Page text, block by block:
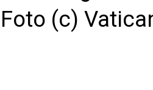
Foto (c)